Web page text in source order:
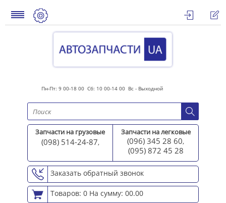
Пн-Пт: 9 00-18 00 Сб: 10 00-14 00 Вс - Выходной
Запчасти на грузовые
(098) 514-24-87,
Запчасти на легковые
(096) 345 28 60,
(095) 872 45 28
Заказать обратный звонок
Товаров: 0 На сумму: 00.00